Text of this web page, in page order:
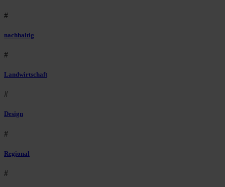
#
nachhaltig
#
Landwirtschaft
#
Design
#
Regional
#